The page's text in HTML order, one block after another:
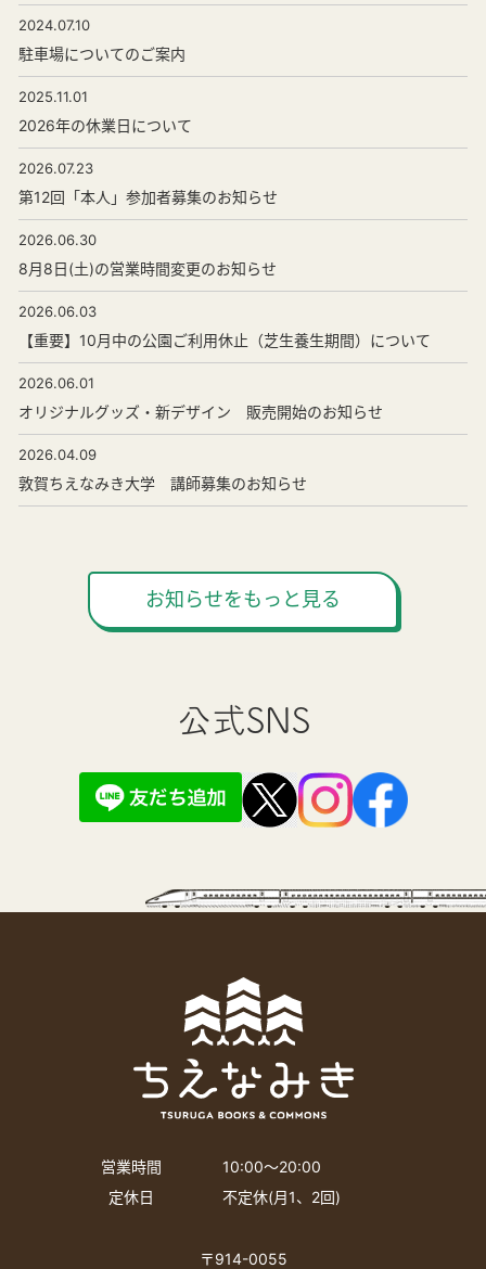
2024.07.10
駐車場についてのご案内
2025.11.01
2026年の休業日について
2026.07.23
第12回「本人」参加者募集のお知らせ
2026.06.30
8月8日(土)の営業時間変更のお知らせ
2026.06.03
【重要】10月中の公園ご利用休止（芝生養生期間）について
2026.06.01
オリジナルグッズ・新デザイン 販売開始のお知らせ
2026.04.09
敦賀ちえなみき大学 講師募集のお知らせ
お知らせをもっと見る
公式SNS
営業時間
10:00〜20:00
定休日
不定休(月1、2回)
〒914-0055